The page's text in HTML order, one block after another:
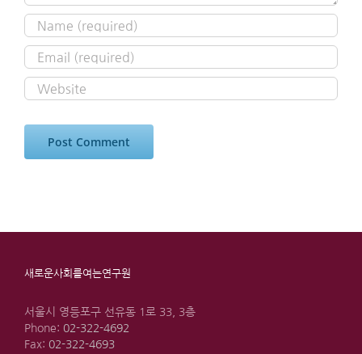
새로운사회를여는연구원
서울시 영등포구 선유동 1로 33, 3층
Phone: 02-322-4692
Fax: 02-322-4693